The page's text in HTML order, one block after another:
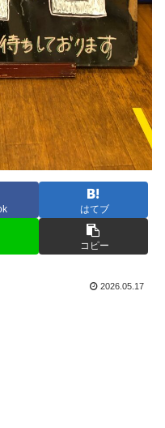
はてブ
コピー
2026.05.17